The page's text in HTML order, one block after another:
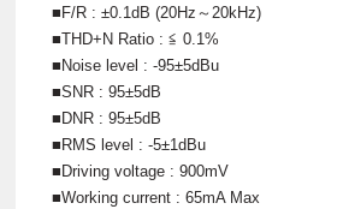
■F/R : ±0.1dB (20Hz～20kHz)
■THD+N Ratio : ≦ 0.1%
■Noise level : -95±5dBu
■SNR : 95±5dB
■DNR : 95±5dB
■RMS level : -5±1dBu
■Driving voltage : 900mV
■Working current : 65mA Max